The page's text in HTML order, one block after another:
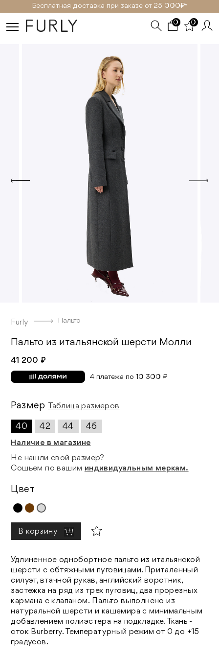
Бесплатная доставка при заказе от 25 000₽ *
0 0
Furly Пальто
Пальто из итальянской шерсти Молли
41 200 ₽
4 платежа по 10 300 ₽
Размер Таблица размеров
40 42 44 46
Наличие в магазине
Не нашли свой размер?
Сошьем по вашим индивидуальным меркам.
Цвет
В корзину
Удлиненное однобортное пальто из итальянской
шерсти с обтяжными пуговицами. Приталенный
силуэт, втачной рукав, английский воротник,
застежка на ряд из трех пуговиц, два прорезных
кармана с клапаном. Пальто выполнено из
натуральной шерсти и кашемира с минимальным
добавлением полиэстера на подкладке. Ткань -
сток Burberry. Температурный режим от 0 до +15
градусов.